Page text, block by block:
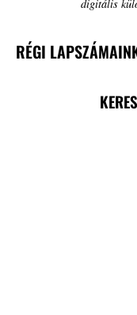
digitális
RÉGI